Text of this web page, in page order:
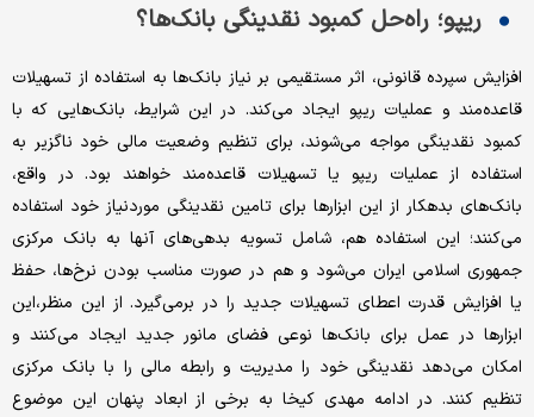
ریپو؛ راه‌حل کمبود نقدینگی بانک‌ها؟
افزایش سپرده قانونی، اثر مستقیمی بر نیاز بانک‌ها به استفاده از تسهیلات
قاعده‌مند و عملیات ریپو ایجاد می‌کند. در این شرایط، بانک‌هایی که با
کمبود نقدینگی مواجه می‌شوند، برای تنظیم وضعیت مالی خود ناگزیر به
استفاده از عملیات ریپو یا تسهیلات قاعده‌مند خواهند بود. در واقع،
بانک‌های بدهکار از این ابزارها برای تامین نقدینگی موردنیاز خود استفاده
می‌کنند؛ این استفاده هم، شامل تسویه بدهی‌های آنها به بانک مرکزی
جمهوری اسلامی ایران می‌شود و هم در صورت مناسب بودن نرخ‌ها، حفظ
یا افزایش قدرت اعطای تسهیلات جدید را در برمی‌گیرد. از این منظر،این
ابزارها در عمل برای بانک‌ها نوعی فضای مانور جدید ایجاد می‌کنند و
امکان می‌دهد نقدینگی خود را مدیریت و رابطه مالی را با بانک مرکزی
تنظیم کنند. در ادامه مهدی کیخا به برخی از ابعاد پنهان این موضوع